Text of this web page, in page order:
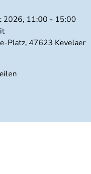
2026, 11:00 - 15:00
Platz, 47623 Kevelaer